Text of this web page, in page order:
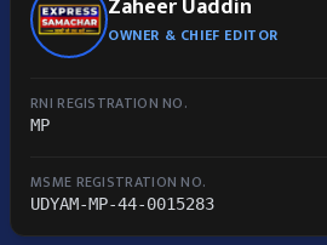
Zaheer Uaddin
OWNER & CHIEF EDITOR
RNI REGISTRATION NO.
MP
MSME REGISTRATION NO.
UDYAM-MP-44-0015283